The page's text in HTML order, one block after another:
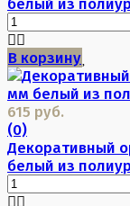
В корзину
615 руб.
(0)
Декоративный
белый из